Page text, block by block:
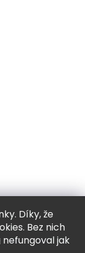
Díky, že
Bez nich
jak
vyhrazena.